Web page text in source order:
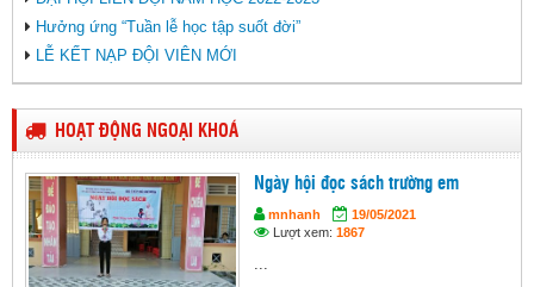
Hưởng ứng “Tuần lễ học tập suốt đời”
LỄ KẾT NẠP ĐỘI VIÊN MỚI
HOẠT ĐỘNG NGOẠI KHOÁ
Ngày hội đọc sách trường em
mnhanh
19/05/2021
Lượt xem: 1867
...